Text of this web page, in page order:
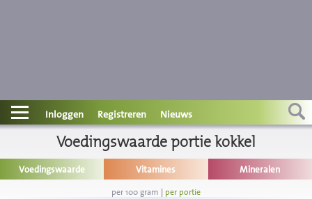
Contact
Informatie
Disclaimer
Inloggen Registreren Nieuws
Voedingswaarde portie kokkel
Voedingswaarde Vitamines Mineralen
per 100 gram | per portie